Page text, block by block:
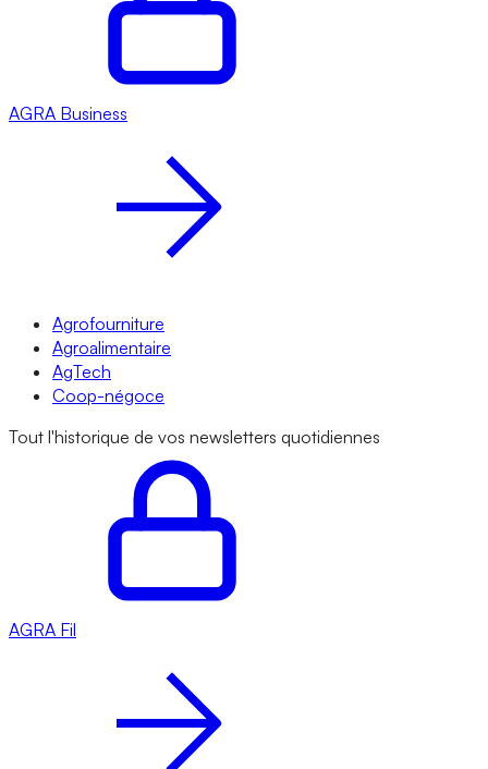
AGRA Business
Agrofourniture
Agroalimentaire
AgTech
Coop-négoce
Tout l'historique de vos newsletters quotidiennes
AGRA Fil